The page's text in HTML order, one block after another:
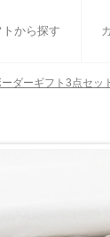
トから探す
ダーギフト3点セッ